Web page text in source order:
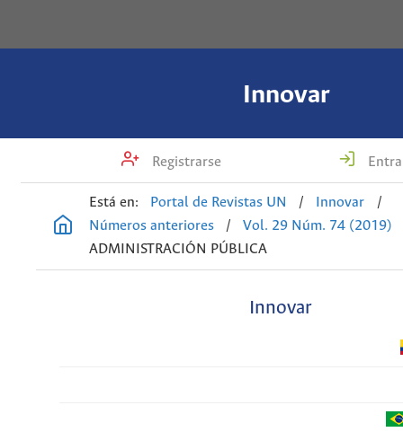
Innovar
Registrarse
Está en: Portal de Revistas UN / Innovar
/
Números anteriores
/
Vol. 29 Núm. 74 (2019)
ADMINISTRACIÓN PÚBLICA
Innovar